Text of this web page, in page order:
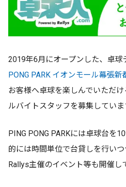
2019年6月にオープンした、卓球
PONG PARK イオンモール幕張新
お客様へ卓球を楽しんでいただ
ルバイトスタッフを募集していま
PING PONG PARKには卓球台を
的には時間単位で台貸しを行いつ
Rallys主催のイベント等も開催し